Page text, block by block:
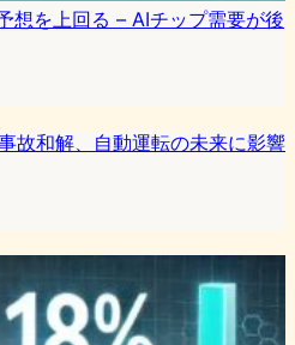
想を上回る – AIチップ需要が後
故和解、自動運転の未来に影響